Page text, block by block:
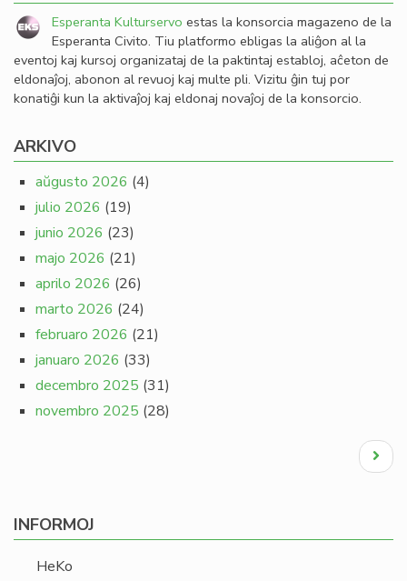
Esperanta Kulturservo estas la konsorcia magazeno de la
Esperanta Civito. Tiu platformo ebligas la aliĝon al la
eventoj kaj kursoj organizataj de la paktintaj establoj, aĉeton de
eldonaĵoj, abonon al revuoj kaj multe pli. Vizitu ĝin tuj por
konatiĝi kun la aktivaĵoj kaj eldonaj novaĵoj de la konsorcio.
ARKIVO
aŭgusto 2026 (4)
julio 2026 (19)
junio 2026 (23)
majo 2026 (21)
aprilo 2026 (26)
marto 2026 (24)
februaro 2026 (21)
januaro 2026 (33)
decembro 2025 (31)
novembro 2025 (28)
Next
page
INFORMOJ
HeKo